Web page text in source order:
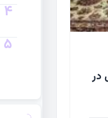
فردوسی با قدمت حدود ۳۵۰ سال در
4
5